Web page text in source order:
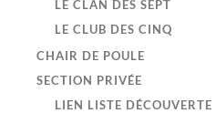
LE CLAN DES SEPT
LE CLUB DES CINQ
CHAIR DE POULE
SECTION PRIVÉE
LIEN LISTE DÉCOUVERTE